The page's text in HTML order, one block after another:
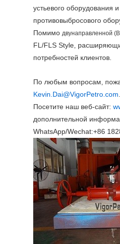
устьевого оборудования
противовыбросового
Помимо двунаправленной
FL/FLS Style,
потребностей клиентов.
По любым вопросам,
Kevin.Dai@VigorPetro.com
Посетите наш веб-сайт:
дополнительной
WhatsApp/Wechat:+86